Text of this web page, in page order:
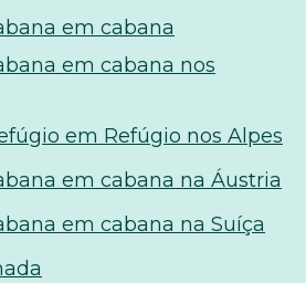
em cabana
em cabana nos
em Refúgio nos Alpes
em cabana na Áustria
em cabana na Suíça